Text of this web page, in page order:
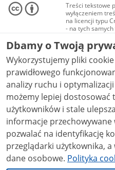
Treści tekstowe
wyłączeniem
na licencji typu
- na tych samych
Materiały
audio i wideo, są
Creative
niekomercyjne -
NC-ND 4.0), o
Dbamy o Twoją
Wykorzystujemy pliki
prawidłowego
analizy ruchu i optymalizacji
możemy lepiej dostosować
użytkowników i stale ulepszać nasze
informacje przechowywane
pozwalać na identyfikację
przeglądarki użytkownika,
dane osobowe. Polityka